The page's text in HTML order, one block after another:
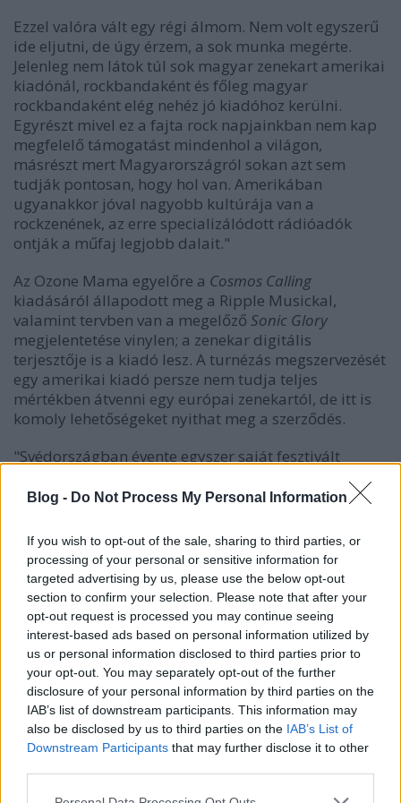
Blog - Do Not Process My Personal Information
If you wish to opt-out of the sale, sharing to third parties, or
processing of your personal or sensitive information for
targeted advertising by us, please use the below opt-out
section to confirm your selection. Please note that after your
opt-out request is processed you may continue seeing
interest-based ads based on personal information utilized by
us or personal information disclosed to third parties prior to
your opt-out. You may separately opt-out of the further
disclosure of your personal information by third parties on the
IAB’s list of downstream participants. This information may
also be disclosed by us to third parties on the IAB’s List of
Downstream Participants that may further disclose it to other
Please note that this website/app uses one or more Google
Ezzel valóra vált egy régi álmom. Nem volt egyszerű
ide eljutni, de úgy érzem, a sok munka megérte.
Jelenleg nem látok túl sok magyar zenekart amerikai
kiadónál, rockbandaként és főleg magyar
rockbandaként elég nehéz jó kiadóhoz kerülni.
Egyrészt mivel ez a fajta rock napjainkban nem kap
megfelelő támogatást mindenhol a világon,
másrészt mert Magyarországról sokan azt sem
tudják pontosan, hogy hol van. Amerikában
ugyanakkor jóval nagyobb kultúrája van a
rockzenének, az erre specializálódott rádióadók
ontják a műfaj legjobb dalait."
Az Ozone Mama egyelőre a Cosmos Calling
kiadásáról állapodott meg a Ripple Musickal,
valamint tervben van a megelőző Sonic Glory
megjelentetése vinylen; a zenekar digitális
terjesztője is a kiadó lesz. A turnézás megszervezését
egy amerikai kiadó persze nem tudja teljes
mértékben átvenni egy európai zenekartól, de itt is
komoly lehetőségeket nyithat meg a szerződés.
"Svédországban évente egyszer saját fesztivált
együtt is turnéztatni, illetve a booking agentjükkel
olyan külföldi fesztiválra is, ahová magunktól nem,
vagy esetleg sokkal nehezebben sikerült volna" -
mondta a Recordernek Gábor András. Önmagában
már az is sokat segít a koncertezésben, hogy ilyen
elismert kiadónál vannak: "Külföldön a booking
agent sokkal inkább olyan bandák közül választ,
akik kiadóval rendelkeznek, ami érthető." Azt
remélik, hogy ismét eljutnak majd a tengeren túlra
is: "az USA-ban jónéhány emberhez eljutott az előző
albumunk, vannak már kifejezett rajongóink is.
Reméljük, hogy a kiadó promóciójának
köszönhetően a számuk jövőre jelentősen emelkedik
majd" - mondta Gábor András.